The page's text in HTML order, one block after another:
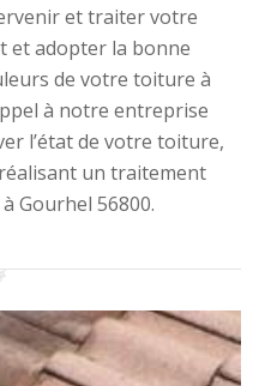
et traiter votre
et adopter la bonne
de votre toiture à
à notre entreprise
l’état de votre toiture,
un traitement
Gourhel 56800.